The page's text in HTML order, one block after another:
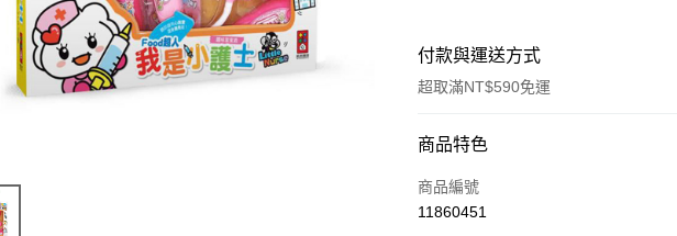
付款與運送方式
超取滿NT$590免運
付款方式
信用卡一次付款
商品特色
商品編號
11860451